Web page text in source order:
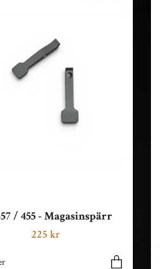
/ 455 - Magasinspärr
225 kr